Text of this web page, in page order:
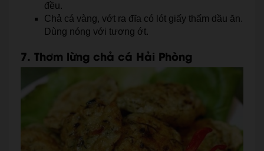
đều.
Chả cá vàng, vớt ra đĩa có lót giấy thấm dầu ăn.
Dùng nóng với tương ớt.
7. Thơm lừng chả cá Hải Phòng